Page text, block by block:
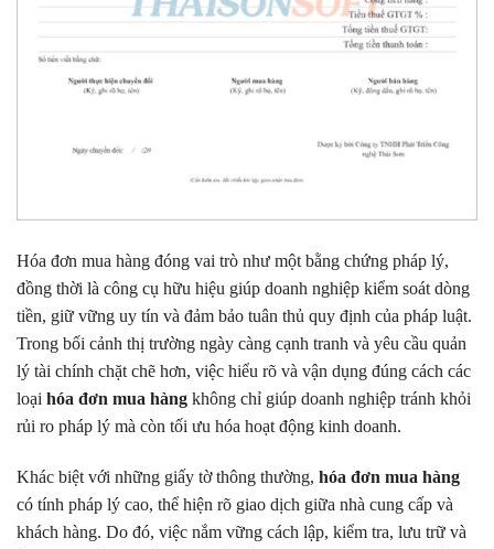
Hóa đơn mua hàng đóng vai trò như một bằng chứng pháp lý,
đồng thời là công cụ hữu hiệu giúp doanh nghiệp kiểm soát dòng
tiền, giữ vững uy tín và đảm bảo tuân thủ quy định của pháp luật.
Trong bối cảnh thị trường ngày càng cạnh tranh và yêu cầu quản
lý tài chính chặt chẽ hơn, việc hiểu rõ và vận dụng đúng cách các
loại hóa đơn mua hàng không chỉ giúp doanh nghiệp tránh khỏi
rủi ro pháp lý mà còn tối ưu hóa hoạt động kinh doanh.
Khác biệt với những giấy tờ thông thường, hóa đơn mua hàng
có tính pháp lý cao, thể hiện rõ giao dịch giữa nhà cung cấp và
khách hàng. Do đó, việc nắm vững cách lập, kiểm tra, lưu trữ và